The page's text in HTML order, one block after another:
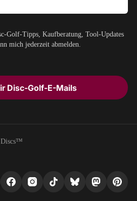
Golf-Tipps, Kaufberatung, Tool-Updates
mich jederzeit abmelden.
Disc-Golf-E-Mails